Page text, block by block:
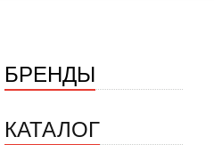
БРЕНДЫ
КАТАЛОГ